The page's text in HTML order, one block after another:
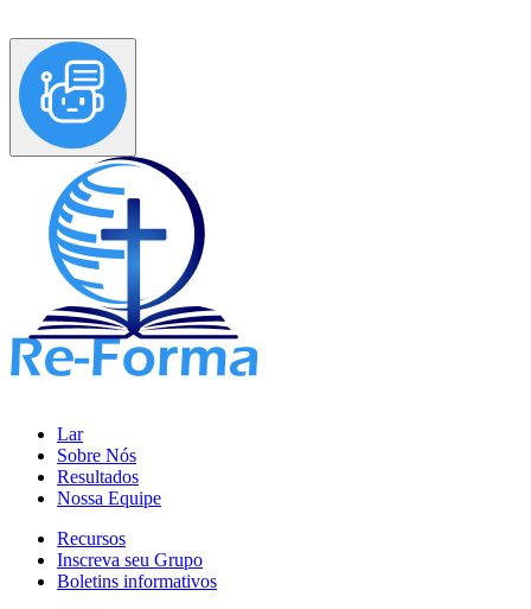
Lar
Sobre Nós
Resultados
Nossa Equipe
Recursos
Inscreva seu Grupo
Boletins informativos